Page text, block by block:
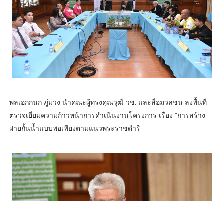
พลเอกกนก ภู่ม่วง นำคณะผู้ทรงคุณวุฒิ วช. และสื่อมวลชน ลงพื้นที่
ตรวจเยี่ยมความก้าวหน้าการดำเนินงานโครงการ เรื่อง “การสร้าง
ฝายกั้นน้ำแบบพอเพียงตามแนวพระราชดำริ